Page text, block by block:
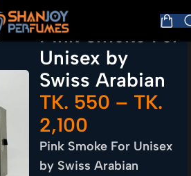
Pink Smoke For
Unisex by
Swiss Arabian
TK. 550 – TK.
2,100
Pink Smoke For Unisex
by Swiss Arabian